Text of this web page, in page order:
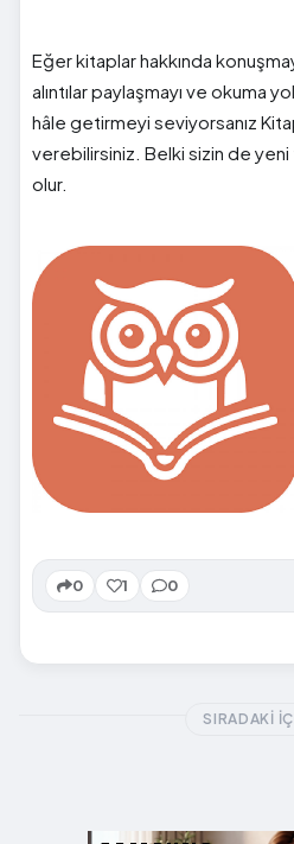
Eğer kitaplar hakkında
alıntılar paylaşmayı ve okuma
hâle getirmeyi seviyorsanız
verebilirsiniz. Belki sizin de
olur.
0 1 0
SIRADAKI